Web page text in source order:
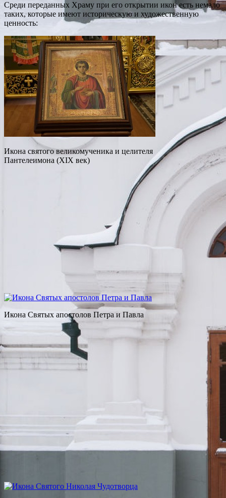
Среди переданных Храму при его открытии икон есть немало
таких, которые имеют историческую и художественную
ценность:
Икона святого великомученика и целителя
Пантелеимона (XIX век)
Икона Святых апостолов Петра и Павла